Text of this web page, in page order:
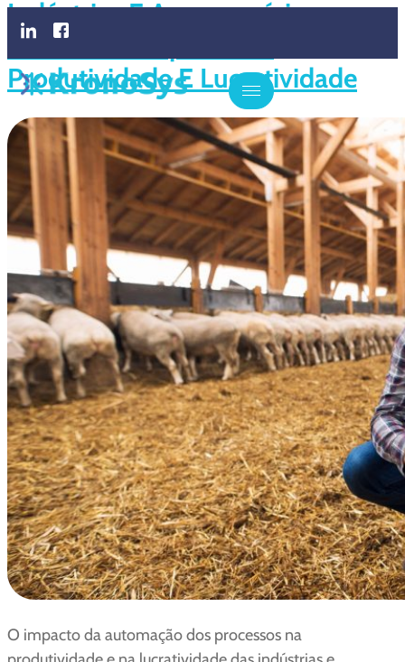
Indústrias E Agropecuárias:
Entenda O Impacto Na
Produtividade E Lucratividade
O impacto da automação dos processos na